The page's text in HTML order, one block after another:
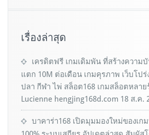
เรื่องล่าสุด
เครดิตฟรี เกมเดิมพัน ที่สร้างความ
แตก 10M ต่อเดือน เกมคุรภาพ เว็บโป
ปลา กีฬา ไพ่ สล็อต168 เกมสล็อตหลา
Lucienne hengjing168d.com 18 ส.ค.
บาคาร่า168 เปิดมุมมองใหม่ของเก